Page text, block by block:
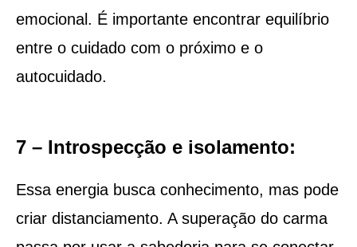
emocional. É importante encontrar equilíbrio
entre o cuidado com o próximo e o
autocuidado.
7 – Introspecção e isolamento:
Essa energia busca conhecimento, mas pode
criar distanciamento. A superação do carma